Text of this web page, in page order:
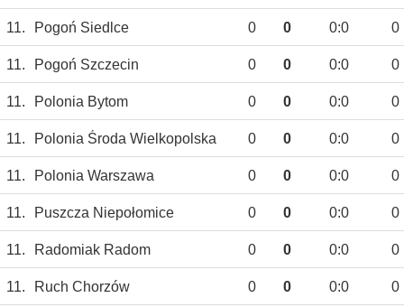
11. Pogoń Siedlce 0 0 0:0 0
11. Pogoń Szczecin 0 0 0:0 0
11. Polonia Bytom 0 0 0:0 0
11. Polonia Środa Wielkopolska 0 0 0:0 0
11. Polonia Warszawa 0 0 0:0 0
11. Puszcza Niepołomice 0 0 0:0 0
11. Radomiak Radom 0 0 0:0 0
11. Ruch Chorzów 0 0 0:0 0